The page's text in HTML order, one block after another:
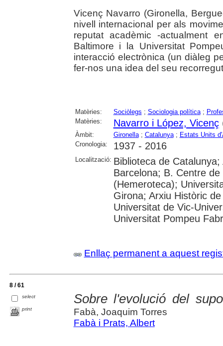
Vicenç Navarro (Gironella,
nivell internacional per als
reputat acadèmic -actualment
Baltimore i la Universitat
interacció electrònica (un diàleg
fer-nos una idea del seu
Matèries: Sociòlegs ; Sociologia política;
Matèries:
Navarro i López, Vicenç
Àmbit: Gironella; Catalunya; Estats Units
Cronologia:
1937 - 2016
Localització: Biblioteca de
Barcelona; B. Centre
(Hemeroteca);
Girona; Arxiu Històric
Universitat de Vic-
Universitat Pompeu
Enllaç permanent a aquest
8 / 61
select
print
Sobre l'evolució del
Fabà, Joaquim Torres
Fabà i Prats, Albert